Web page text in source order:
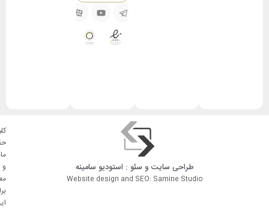
طراحی سایت و سئو : استودیو سامینه
Website design and SEO: Samine Studio
و